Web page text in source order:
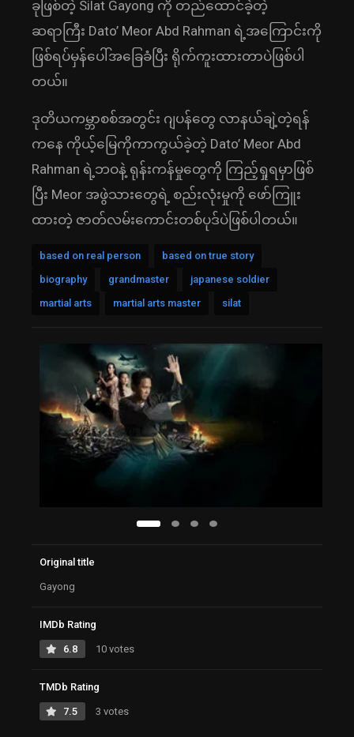
ခုဖြစ်တဲ့ Silat Gayong ကို တည်ထောင်ခဲ့တဲ့
ဆရာကြီး Dato’ Meor Abd Rahman ရဲ့အကြောင်းကို
ဖြစ်ရပ်မှန်ပေါ်အခြေခံပြီး ရိုက်ကူးထားတာပဲဖြစ်ပါ
တယ်။
ဒုတိယကမ္ဘာစစ်အတွင်း ဂျပန်တွေ လာနယ်ချဲ့တဲ့ရန်
ကနေ ကိုယ့်မြေကိုကာကွယ်ခဲ့တဲ့ Dato’ Meor Abd
Rahman ရဲ့ဘဝနဲ့ ရုန်းကန်မှုတွေကို ကြည့်ရှုရမှာဖြစ်
ပြီး Meor အဖွဲသားတွေရဲ့ စည်းလုံးမှုကို ဖော်ကြူး
ထားတဲ့ ဇာတ်လမ်းကောင်းတစ်ပုဒ်ပဲဖြစ်ပါတယ်။
based on real person
based on true story
biography
grandmaster
japanese soldier
martial arts
martial arts master silat
Original title
Gayong
IMDb Rating
6.8 10 votes
TMDb Rating
7.5 3 votes